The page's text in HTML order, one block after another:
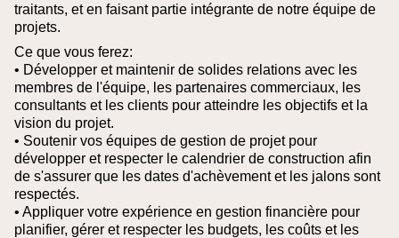
traitants, et en faisant partie intégrante de notre équipe de
projets.
Ce que vous ferez:
• Développer et maintenir de solides relations avec les
membres de l'équipe, les partenaires commerciaux, les
consultants et les clients pour atteindre les objectifs et la
vision du projet.
• Soutenir vos équipes de gestion de projet pour
développer et respecter le calendrier de construction afin
de s'assurer que les dates d'achèvement et les jalons sont
respectés.
• Appliquer votre expérience en gestion financière pour
planifier, gérer et respecter les budgets, les coûts et les